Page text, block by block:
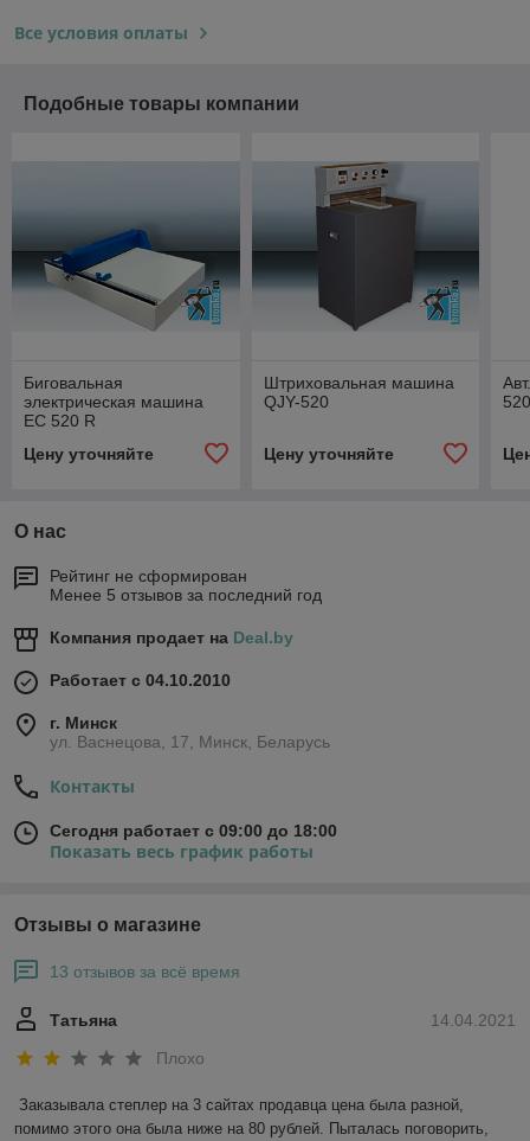
Все условия оплаты
Подобные товары компании
Биговальная
электрическая машина
EC 520 R
Цену уточняйте
Штриховальная машина
QJY-520
Цену уточняйте
О нас
Рейтинг не сформирован
Менее 5 отзывов за последний год
Компания продает на Deal.by
Работает с 04.10.2010
г. Минск
ул. Васнецова, 17, Минск, Беларусь
Контакты
Сегодня работает с 09:00 до 18:00
Показать весь график работы
Отзывы о магазине
13 отзывов за всё время
14.04.2021
Татьяна
Плохо
Заказывала степлер на 3 сайтах продавца цена была разной,
помимо этого она была ниже на 80 рублей. Пыталась поговорить,